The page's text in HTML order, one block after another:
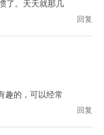
了。天天就那几
回复
趣的，可以经常
回复